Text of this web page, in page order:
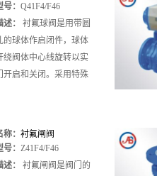
： Q41F4/F46
：
衬氟球阀是用带圆
的球体作启闭件，球体
绕阀体中心线旋转以实
开启和关闭。采用特殊
： 衬氟闸阀
： Z41F4/F46
：
衬氟闸阀是阀门的